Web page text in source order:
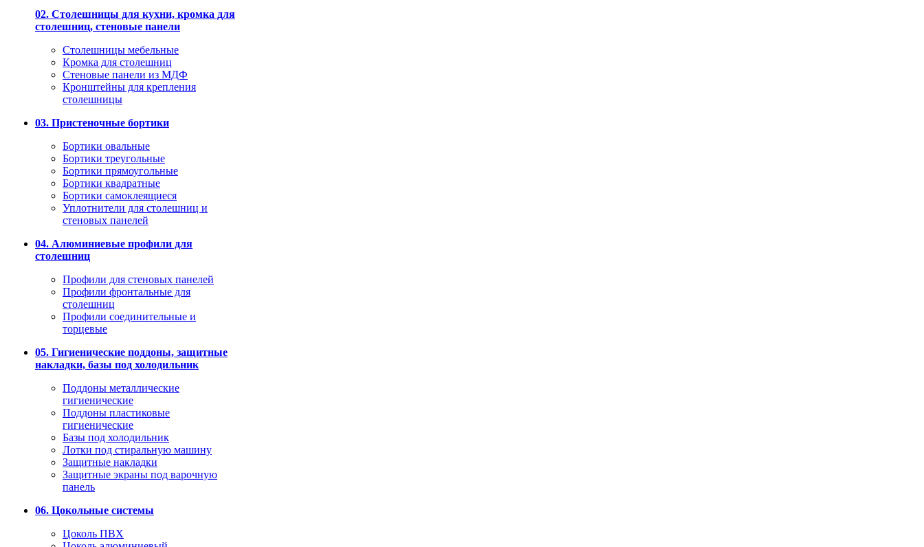
02. Столешницы для кухни, кромка для
столешниц, стеновые панели
Столешницы мебельные
Кромка для столешниц
Стеновые панели из МДФ
Кронштейны для крепления
столешницы
03. Пристеночные бортики
Бортики овальные
Бортики треугольные
Бортики прямоугольные
Бортики квадратные
Бортики самоклеящиеся
Уплотнители для столешниц и
стеновых панелей
04. Алюминиевые профили для
столешниц
Профили для стеновых панелей
Профили фронтальные для
столешниц
Профили соединительные и
торцевые
05. Гигиенические поддоны, защитные
накладки, базы под холодильник
Поддоны металлические
гигиенические
Поддоны пластиковые
гигиенические
Базы под холодильник
Лотки под стиральную машину
Защитные накладки
Защитные экраны под варочную
панель
06. Цокольные системы
Цоколь ПВХ